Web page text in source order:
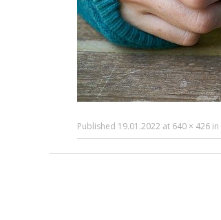
Published 19.01.2022 at 640 × 426 in